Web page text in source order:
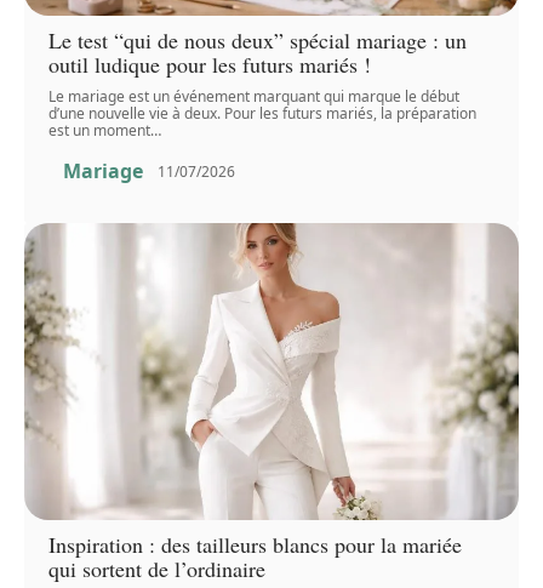
Le test “qui de nous deux” spécial mariage : un
outil ludique pour les futurs mariés !
Le mariage est un événement marquant qui marque le début
d’une nouvelle vie à deux. Pour les futurs mariés, la préparation
est un moment…
Mariage 11/07/2026
Inspiration : des tailleurs blancs pour la mariée
qui sortent de l’ordinaire